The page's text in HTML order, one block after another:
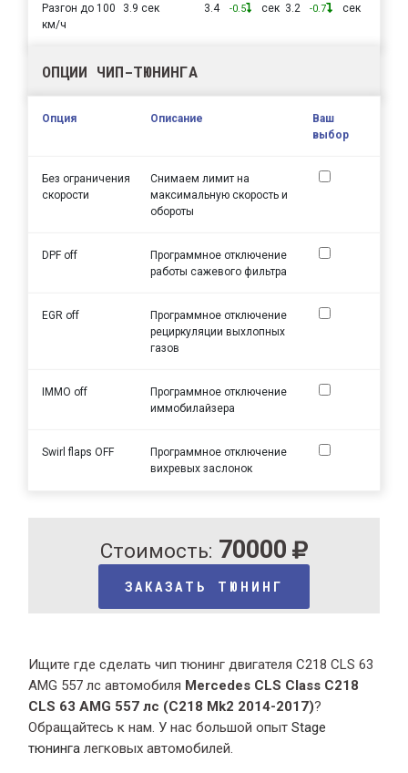
Разгон до 100
км/ч
3.9 сек 3.4 -0.5 сек 3.2 -0.7 сек
ОПЦИИ ЧИП-ТЮНИНГА
Опция Описание
Ваш
выбор
Без ограничения
скорости
Снимаем лимит на
максимальную скорость и
обороты
DPF off
Программное отключение
работы сажевого фильтра
EGR off
Программное отключение
рециркуляции выхлопных
газов
IMMO off
Программное отключение
иммобилайзера
Swirl flaps OFF
Программное отключение
вихревых заслонок
Стоимость: 70000
ЗАКАЗАТЬ ТЮНИНГ
Ищите где сделать чип тюнинг двигателя C218 CLS 63
AMG 557 лс автомобиля Mercedes CLS Class C218
CLS 63 AMG 557 лс (C218 Mk2 2014-2017)?
Обращайтесь к нам. У нас большой опытStage
тюнинга легковых автомобилей.